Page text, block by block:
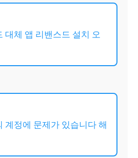
대체 앱 리밴스드 설치 오
계정에 문제가 있습니다 해